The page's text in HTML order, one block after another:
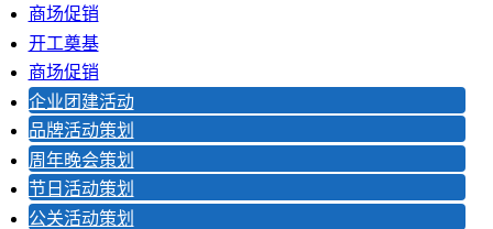
商场促销
开工奠基
商场促销
企业团建活动
品牌活动策划
周年晚会策划
节日活动策划
公关活动策划